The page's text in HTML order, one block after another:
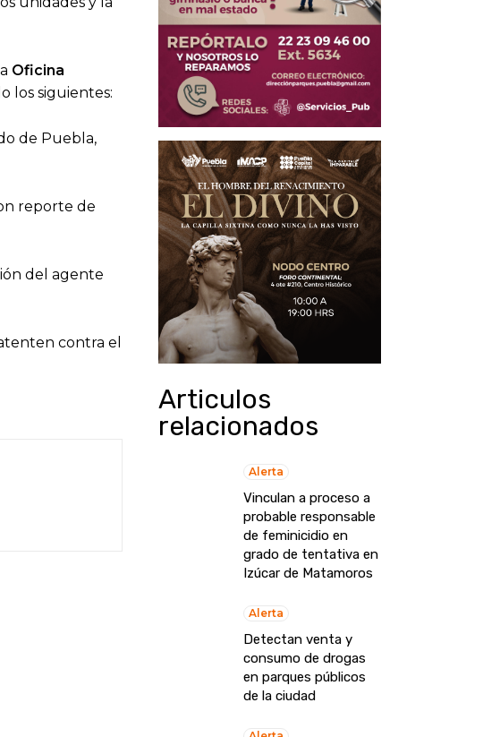
Oficina
los siguientes:
de Puebla,
reporte de
del agente
contra el
Articulos
relacionados
Alerta
Vinculan a proceso a
probable responsable
de feminicidio en
grado de tentativa en
Izúcar de Matamoros
Alerta
Detectan venta y
consumo de drogas
en parques públicos
de la ciudad